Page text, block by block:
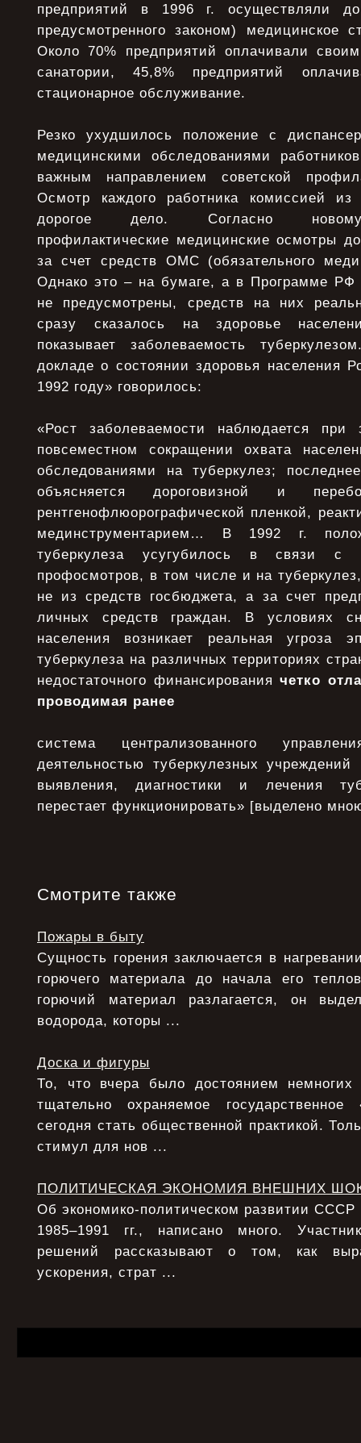
предприятий в 1996 г. осуществляли
предусмотренного законом) медицинское
Около 70% предприятий оплачивали
санатории, 45,8% предприятий
стационарное обслуживание.
Резко ухудшилось положение с
медицинскими обследованиями
важным направлением советской
Осмотр каждого работника комиссией
дорогое дело. Согласно новому
профилактические медицинские осмотры
за счет средств ОМС (обязательного
Однако это – на бумаге, а в Программе
не предусмотрены, средств на них
сразу сказалось на здоровье
показывает заболеваемость
докладе о состоянии здоровья населения
1992 году» говорилось:
«Рост заболеваемости наблюдается при
повсеместном сокращении охвата
обследованиями на туберкулез;
объясняется дороговизной и
рентгенофлюорографической пленкой,
мединструментарием… В 1992 г.
туберкулеза усугубилось в связи
профосмотров, в том числе и на
не из средств госбюджета, а за счет
личных средств граждан. В условиях
населения возникает реальная угроза
туберкулеза на различных территориях
недостаточного финансированиячетко
проводимая ранее
система централизованного
деятельностью туберкулезных
выявления, диагностики и лечения
перестает функционировать» [выделено
Смотрите также
Пожары в быту
Сущность горения заключается в
горючего материала до начала его
горючий материал разлагается, он
водорода, которы ...
Доска и фигуры
То, что вчера было достоянием немногих
тщательно охраняемое
сегодня стать общественной практикой.
стимул для нов ...
ПОЛИТИЧЕСКАЯ ЭКОНОМИЯ ВНЕШНИХ
Об экономико-политическом развитии СССР
1985–1991 гг., написано много.
решений рассказывают о том, как
ускорения, страт ...